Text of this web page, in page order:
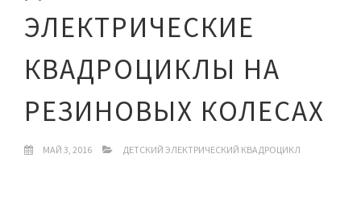
ЭЛЕКТРИЧЕСКИЕ
КВАДРОЦИКЛЫ НА
РЕЗИНОВЫХ КОЛЕСАХ
МАЙ 3, 2016 ДЕТСКИЙ ЭЛЕКТРИЧЕСКИЙ КВАДРОЦИКЛ